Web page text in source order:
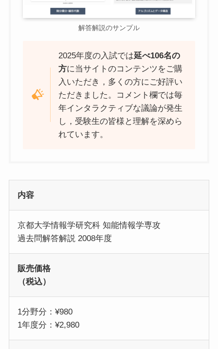
解答解説のサンプル
2025年度の入試では延べ106名の
方に当サイトのコンテンツをご購
入いただき，多くの方にご好評い
ただきました。コメント欄では毎
年インタラクティブな議論が発生
し，受験生の皆様と理解を深めら
れています。
内容
京都大学情報学研究科 知能情報学専攻
過去問解答解説 2008年度
販売価格
（税込）
1分野分：¥980
1年度分：¥2,980